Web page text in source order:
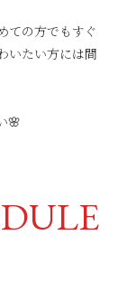
ての方でもすぐ
いたい方には間
🌸